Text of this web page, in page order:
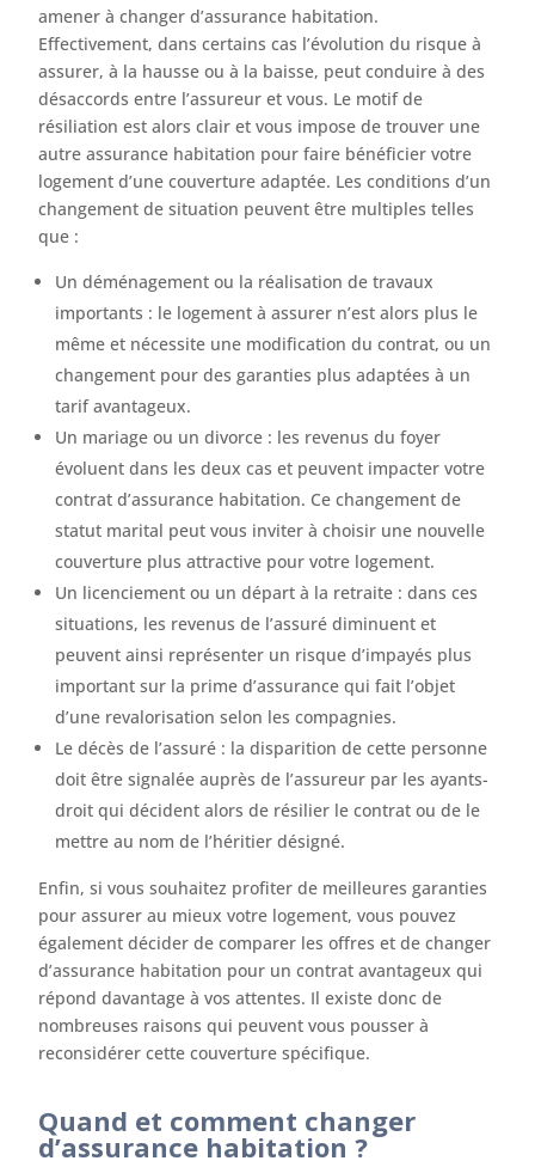
amener à changer d’assurance habitation.
Effectivement, dans certains cas l’évolution du risque à
assurer, à la hausse ou à la baisse, peut conduire à des
désaccords entre l’assureur et vous. Le motif de
résiliation est alors clair et vous impose de trouver une
autre assurance habitation pour faire bénéficier votre
logement d’une couverture adaptée. Les conditions d’un
changement de situation peuvent être multiples telles
que :
Un déménagement ou la réalisation de travaux
importants : le logement à assurer n’est alors plus le
même et nécessite une modification du contrat, ou un
changement pour des garanties plus adaptées à un
tarif avantageux.
Un mariage ou un divorce : les revenus du foyer
évoluent dans les deux cas et peuvent impacter votre
contrat d’assurance habitation. Ce changement de
statut marital peut vous inviter à choisir une nouvelle
couverture plus attractive pour votre logement.
Un licenciement ou un départ à la retraite : dans ces
situations, les revenus de l’assuré diminuent et
peuvent ainsi représenter un risque d’impayés plus
important sur la prime d’assurance qui fait l’objet
d’une revalorisation selon les compagnies.
Le décès de l’assuré : la disparition de cette personne
doit être signalée auprès de l’assureur par les ayants-
droit qui décident alors de résilier le contrat ou de le
mettre au nom de l’héritier désigné.
Enfin, si vous souhaitez profiter de meilleures garanties
pour assurer au mieux votre logement, vous pouvez
également décider de comparer les offres et de changer
d’assurance habitation pour un contrat avantageux qui
répond davantage à vos attentes. Il existe donc de
nombreuses raisons qui peuvent vous pousser à
reconsidérer cette couverture spécifique.
Quand et comment changer
d’assurance habitation ?